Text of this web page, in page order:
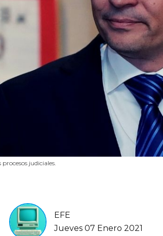
judiciales.
EFE
Jueves 07 Enero 2021